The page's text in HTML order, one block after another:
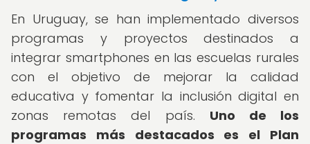
En Uruguay, se han implementado diversos
programas y proyectos destinados a
integrar smartphones en las escuelas rurales
con el objetivo de mejorar la calidad
educativa y fomentar la inclusión digital en
zonas remotas del país. Uno de los
programas más destacados es el Plan